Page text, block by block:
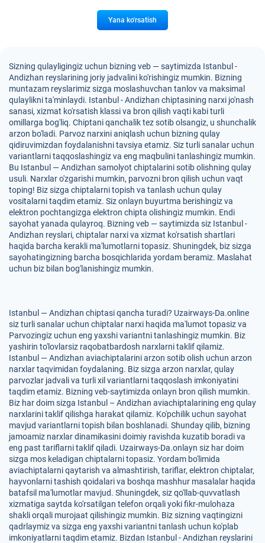
Yana ko'rsatish
Sizning qulayligingiz uchun bizning veb — saytimizda Istanbul -
Andizhan reyslarining joriy jadvalini ko'rishingiz mumkin. Bizning
muntazam reyslarimiz sizga moslashuvchan tanlov va maksimal
qulaylikni ta'minlaydi. Istanbul - Andizhan chiptasining narxi jo'nash
sanasi, xizmat ko'rsatish klassi va bron qilish vaqti kabi turli
omillarga bog'liq. Chiptani qanchalik tez sotib olsangiz, u shunchalik
arzon bo'ladi. Parvoz narxini aniqlash uchun bizning qulay
qidiruvimizdan foydalanishni tavsiya etamiz. Siz turli sanalar uchun
variantlarni taqqoslashingiz va eng maqbulini tanlashingiz mumkin.
Bu Istanbul — Andizhan samolyot chiptalarini sotib olishning qulay
usuli. Narxlar o'zgarishi mumkin, parvozni bron qilish uchun vaqt
toping! Biz sizga chiptalarni topish va tanlash uchun qulay
vositalarni taqdim etamiz. Siz onlayn buyurtma berishingiz va
elektron pochtangizga elektron chipta olishingiz mumkin. Endi
sayohat yanada qulayroq. Bizning veb — saytimizda siz Istanbul -
Andizhan reyslari, chiptalar narxi va xizmat ko'rsatish shartlari
haqida barcha kerakli ma'lumotlarni topasiz. Shuningdek, biz sizga
sayohatingizning barcha bosqichlarida yordam beramiz. Maslahat
uchun biz bilan bog'lanishingiz mumkin.
Istanbul — Andizhan chiptasi qancha turadi? Uzairways-Da.online
siz turli sanalar uchun chiptalar narxi haqida ma'lumot topasiz va
Parvozingiz uchun eng yaxshi variantni tanlashingiz mumkin. Biz
yashirin to'lovlarsiz raqobatbardosh narxlarni taklif qilamiz.
Istanbul — Andizhan aviachiptalarini arzon sotib olish uchun arzon
narxlar taqvimidan foydalaning. Biz sizga arzon narxlar, qulay
parvozlar jadvali va turli xil variantlarni taqqoslash imkoniyatini
taqdim etamiz. Bizning veb-saytimizda onlayn bron qilish mumkin.
Biz har doim sizga Istanbul – Andizhan aviachiptalarining eng qulay
narxlarini taklif qilishga harakat qilamiz. Ko'pchilik uchun sayohat
mavjud variantlarni topish bilan boshlanadi. Shunday qilib, bizning
jamoamiz narxlar dinamikasini doimiy ravishda kuzatib boradi va
eng past tariflarni taklif qiladi. Uzairways-Da.onlayn siz har doim
sizga mos keladigan chiptalarni topasiz. Yordam bo'limida
aviachiptalarni qaytarish va almashtirish, tariflar, elektron chiptalar,
hayvonlarni tashish qoidalari va boshqa mashhur masalalar haqida
batafsil ma'lumotlar mavjud. Shuningdek, siz qo'llab-quvvatlash
xizmatiga saytda ko'rsatilgan telefon orqali yoki fikr-mulohaza
shakli orqali murojaat qilishingiz mumkin. Biz sizning vaqtingizni
qadrlaymiz va sizga eng yaxshi variantni tanlash uchun ko'plab
imkoniyatlarni taqdim etamiz. Bizdan Istanbul - Andizhan reyslarini